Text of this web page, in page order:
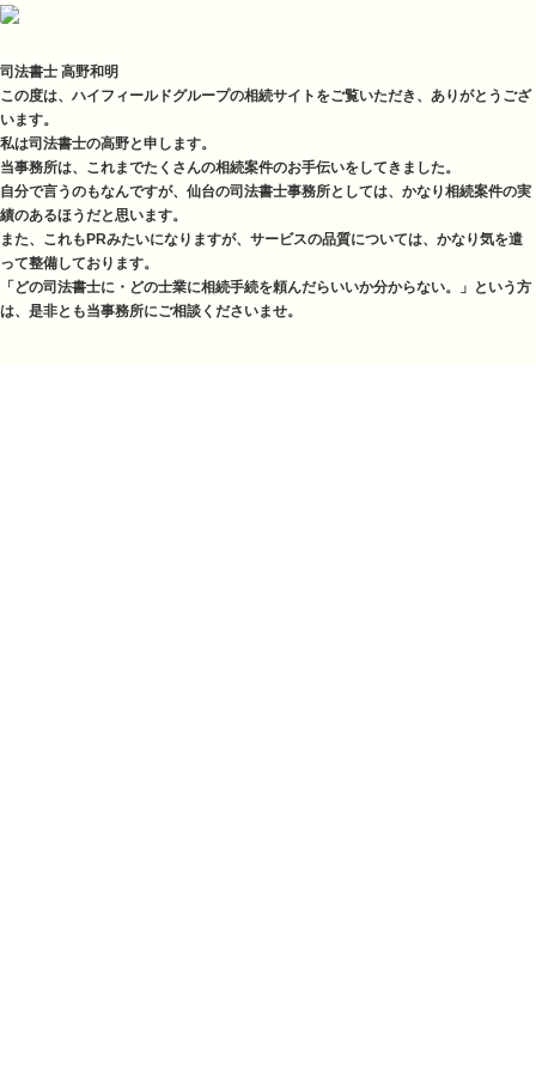
司法書士 高野和明
この度は、ハイフィールドグループの相続サイトをご覧いただき、ありがとうござ
います。
私は司法書士の高野と申します。
当事務所は、これまでたくさんの相続案件のお手伝いをしてきました。
自分で言うのもなんですが、仙台の司法書士事務所としては、かなり相続案件の実
績のあるほうだと思います。
また、これもPRみたいになりますが、サービスの品質については、かなり気を遣
って整備しております。
「どの司法書士に・どの士業に相続手続を頼んだらいいか分からない。」という方
は、是非とも当事務所にご相談くださいませ。